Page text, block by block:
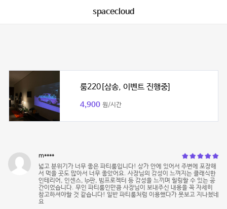
spacecloud
룸220[삼송, 이벤트 진행중]
4,900 원/시간
m****
넓고 분위기가 너무 좋은 파티룸입니다! 상가 안에 있어서 주변에 포장해
서 먹을 곳도 많아서 너무 좋았어요. 사장님의 감성이 느껴지는 클래식한
인테리어, 인센스, lp판, 빔프로젝터 등 감성을 느끼며 힐링할 수 있는 공
간이었습니다. 무인 파티룸인만큼 사장님이 보내주신 내용을 꼭 자세히
참고하셔야할 것 같습니다! 일반 파티룸처럼 이용했다가 못보고 지나쳤네
요